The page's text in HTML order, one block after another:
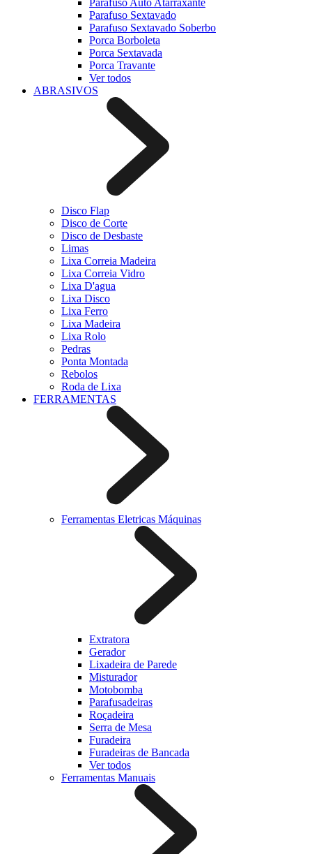
Parafuso Auto Atarraxante
Parafuso Sextavado
Parafuso Sextavado Soberbo
Porca Borboleta
Porca Sextavada
Porca Travante
Ver todos
ABRASIVOS
Disco Flap
Disco de Corte
Disco de Desbaste
Limas
Lixa Correia Madeira
Lixa Correia Vidro
Lixa D'agua
Lixa Disco
Lixa Ferro
Lixa Madeira
Lixa Rolo
Pedras
Ponta Montada
Rebolos
Roda de Lixa
FERRAMENTAS
Ferramentas Eletricas Máquinas
Extratora
Gerador
Lixadeira de Parede
Misturador
Motobomba
Parafusadeiras
Roçadeira
Serra de Mesa
Furadeira
Furadeiras de Bancada
Ver todos
Ferramentas Manuais